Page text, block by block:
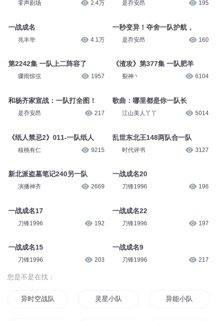
零声剧场 2.4万
一战成名
兆丰华 4.1万
第2242集 一队上二阵容了
骤雨惊弦 1957
和杨齐家宣战：一队打全图！
是乔安昂 217
《纸人禁忌2》011-一队纸人
核桃有仁 9215
新北派盗墓笔记240另一队
演播神齐 2669
一战成名17
刀锋1996 192
一战成名15
刀锋1996 203
是乔安昂 195
一秒变异！夺舍一队护航，
是乔安昂 160
《渣攻》第377集 一队肥羊
裂神丶 6104
歌曲：哪里都是你一队长
江山美人丫丫 5014
乱世东北王148两队合一队
时代评书 3127
一战成名20
刀锋1996 196
一战成名22
刀锋1996 197
一战成名9
刀锋1996 217
您是不是在找：
异时空战队 灵星小队 异能小队